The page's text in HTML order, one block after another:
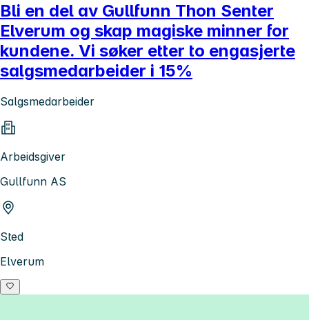
Bli en del av Gullfunn Thon Senter
Elverum og skap magiske minner for
kundene. Vi søker etter to engasjerte
salgsmedarbeider i 15%
Salgsmedarbeider
Arbeidsgiver
Gullfunn AS
Sted
Elverum